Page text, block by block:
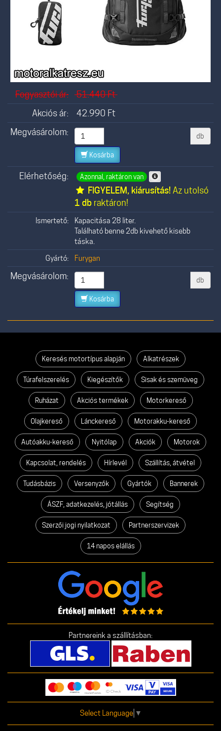
Fogyasztói ár: 51.440Ft
Akciós ár:
42.990 Ft
Megvásárolom:
db
Kosárba
Elérhetőség: Azonnal, raktáron van
FIGYELEM, kiárusítás! Az utolsó
1 db raktáron!
Ismertető:
Kapacitása 28 liter.
Található benne 2db kivehető kisebb
táska.
Gyártó:
Furygan
Megvásárolom: db
Kosárba
Keresés motortípus alapján Alkatrészek
Túrafelszerelés Kiegészítők Sisak és szemüveg
Ruházat Akciós termékek Motorkereső
Olajkereső Lánckereső Motorakku-kereső
Autóakku-kereső Nyitólap Akciók Motorok
Kapcsolat, rendelés Hírlevél Szállítás, átvétel
Tudásbázis Versenyzők Gyártók Bannerek
ÁSZF, adatkezelés, jótállás Segítség
Szerzői jogi nyilatkozat Partnerszervizek
14 napos elállás
Partnereink a szállításban:
Select Language ▼